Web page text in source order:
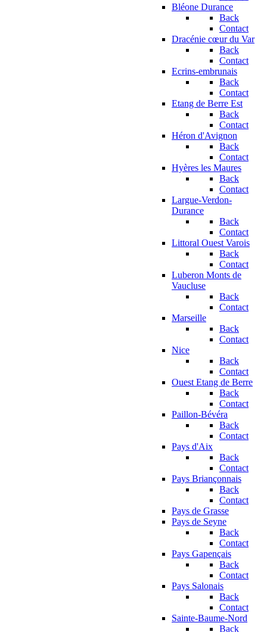
Bléone Durance
Back
Contact
Dracénie cœur du Var
Back
Contact
Ecrins-embrunais
Back
Contact
Etang de Berre Est
Back
Contact
Héron d'Avignon
Back
Contact
Hyères les Maures
Back
Contact
Largue-Verdon-
Durance
Back
Contact
Littoral Ouest Varois
Back
Contact
Luberon Monts de
Vaucluse
Back
Contact
Marseille
Back
Contact
Nice
Back
Contact
Ouest Etang de Berre
Back
Contact
Paillon-Bévéra
Back
Contact
Pays d'Aix
Back
Contact
Pays Briançonnais
Back
Contact
Pays de Grasse
Pays de Seyne
Back
Contact
Pays Gapençais
Back
Contact
Pays Salonais
Back
Contact
Sainte-Baume-Nord
Back